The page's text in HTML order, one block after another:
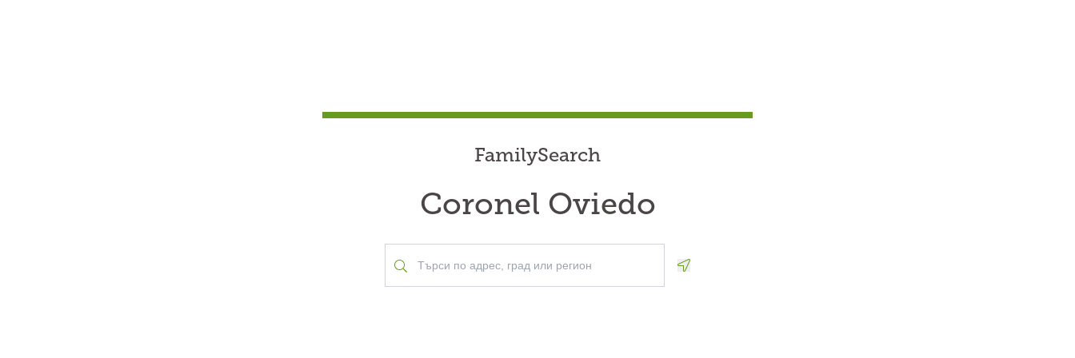
FamilySearch
Coronel Oviedo